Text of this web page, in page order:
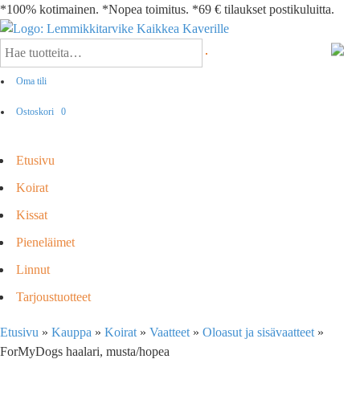
*100% kotimainen. *Nopea toimitus. *69 € tilaukset postikuluitta.
Oma tili
Ostoskori 0
Etusivu
Koirat
Kissat
Pieneläimet
Linnut
Tarjoustuotteet
Etusivu » Kauppa » Koirat » Vaatteet » Oloasut ja sisävaatteet »
ForMyDogs haalari, musta/hopea